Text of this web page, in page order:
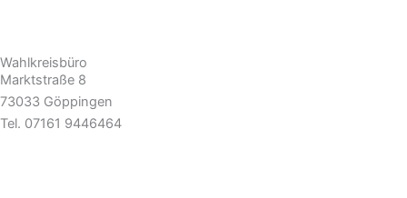
Wahlkreisbüro
Marktstraße 8
73033 Göppingen
Tel. 07161 9446464